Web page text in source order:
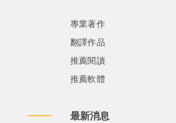
專業著作
翻譯作品
推薦閱讀
推薦軟體
最新消息